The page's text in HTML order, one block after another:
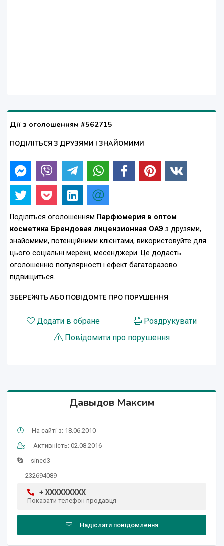
Дії з оголошенням #562715
ПОДІЛІТЬСЯ З ДРУЗЯМИ І ЗНАЙОМИМИ
Поділіться оголошенням Парфюмерия в оптом
косметика Брендовая лицензионная ОАЭ з друзями,
знайомими, потенційними клієнтами, використовуйте для
цього соціальні мережі, месенджери. Це додасть
оголошенню популярності і ефект багаторазово
підвищиться.
ЗБЕРЕЖІТЬ АБО ПОВІДОМТЕ ПРО ПОРУШЕННЯ
Додати в обране
Роздрукувати
Повідомити про порушення
Давыдов Максим
На сайті з: 18.06.2010
Активність: 02.08.2016
sined3
232694089
+ XXXXXXXXX
Показати телефон продавця
Надіслати повідомлення